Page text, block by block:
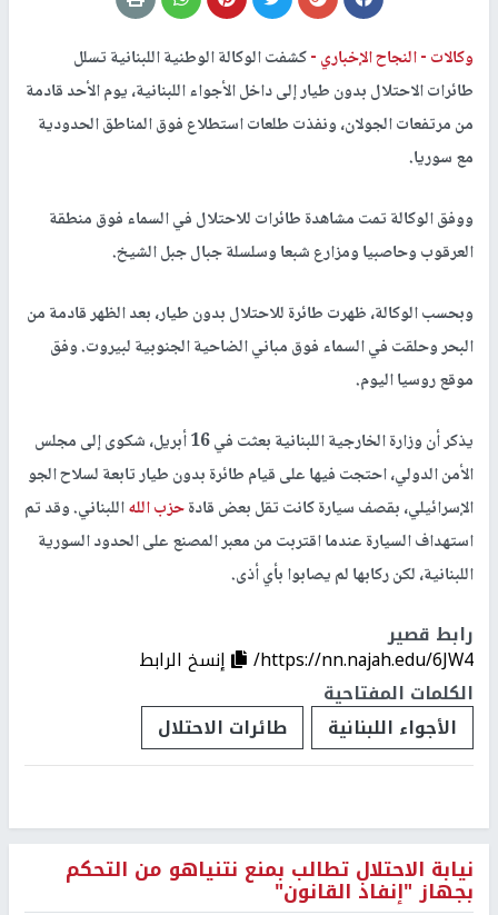
وكالات -النجاح الإخباري -كشفت الوكالة الوطنية اللبنانية تسلل
طائرات الاحتلال بدون طيار إلى داخل الأجواء اللبنانية، يوم الأحد قادمة
من مرتفعات الجولان، ونفذت طلعات استطلاع فوق المناطق الحدودية
مع سوريا.
ووفق الوكالة تمت مشاهدة طائرات للاحتلال في السماء فوق منطقة
العرقوب وحاصبيا ومزارع شبعا وسلسلة جبال جبل الشيخ.
وبحسب الوكالة، ظهرت طائرة للاحتلال بدون طيار، بعد الظهر قادمة من
البحر وحلقت في السماء فوق مباني الضاحية الجنوبية لبيروت. وفق
موقع روسيا اليوم.
يذكر أن وزارة الخارجية اللبنانية بعثت في 16 أبريل، شكوى إلى مجلس
الأمن الدولي، احتجت فيها على قيام طائرة بدون طيار تابعة لسلاح الجو
الإسرائيلي، بقصف سيارة كانت تقل بعض قادةحزب اللهاللبناني. وقد تم
استهداف السيارة عندما اقتربت من معبر المصنع على الحدود السورية
اللبنانية، لكن ركابها لم يصابوا بأي أذى.
رابط قصير
https://nn.najah.edu/6JW4/
إنسخ الرابط
الكلمات المفتاحية
الأجواء اللبنانية
طائرات الاحتلال
نيابة الاحتلال تطالب بمنع نتنياهو من التحكم
بجهاز "إنفاذ القانون"